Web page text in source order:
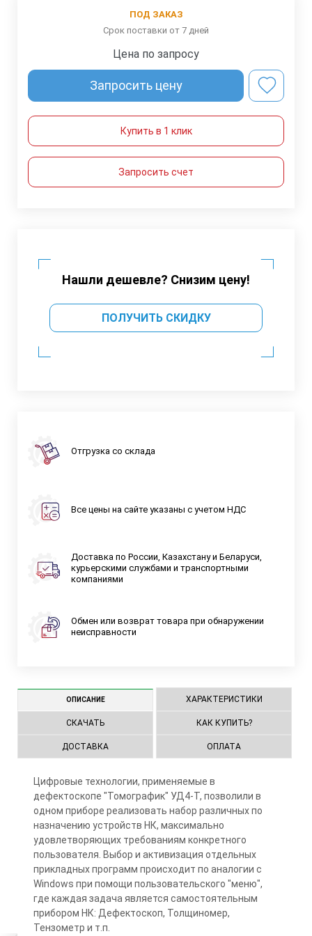
ПОД ЗАКАЗ
Срок поставки от 7 дней
Цена по запросу
Запросить цену
Купить в 1 клик
Запросить счет
Нашли дешевле? Снизим цену!
ПОЛУЧИТЬ СКИДКУ
Отгрузка со склада
Все цены на сайте указаны с учетом НДС
Доставка по России, Казахстану и Беларуси,
курьерскими службами и транспортными
компаниями
Обмен или возврат товара при обнаружении
неисправности
ОПИСАНИЕ ХАРАКТЕРИСТИКИ
СКАЧАТЬ КАК КУПИТЬ?
ДОСТАВКА ОПЛАТА
Цифровые технологии, применяемые в
дефектоскопе "Томографик" УД4-Т, позволили в
одном приборе реализовать набор различных по
назначению устройств НК, максимально
удовлетворяющих требованиям конкретного
пользователя. Выбор и активизация отдельных
прикладных программ происходит по аналогии с
Windows при помощи пользовательского "меню",
где каждая задача является самостоятельным
прибором НК: Дефектоскоп, Толщиномер,
Тензометр и т.п.